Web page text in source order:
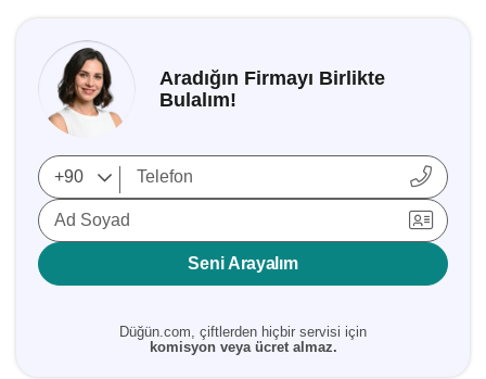
Aradığın Firmayı Birlikte
Bulalım!
Ad Soyad
Seni Arayalım
Düğün.com, çiftlerden hiçbir servisi için
komisyon veya ücret almaz.